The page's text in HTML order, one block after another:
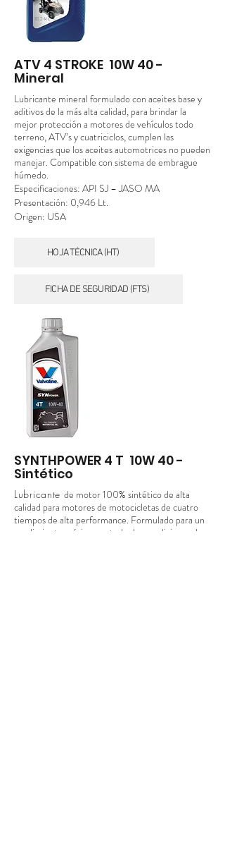
ATV 4 STROKE 10W 40 -
Mineral
Lubricante mineral formulado con aceites base y
aditivos de la más alta calidad, para brindar la
mejor protección a motores de vehículos todo
terreno, ATV’s y cuatriciclos, cumplen las
exigencias que los aceites automotrices no pueden
manejar. Compatible con sistema de embrague
húmedo.
Especificaciones: API SJ – JASO MA
Presentación: 0,946 Lt.
Origen: USA
HOJA TÉCNICA (HT)
FICHA DE SEGURIDAD (FTS)
SYNTHPOWER 4 T 10W 40 -
Sintético
Lubricante de motor 100% sintético de alta
calidad para motores de motocicletas de cuatro
tiempos de alta performance. Formulado para un
rendimiento máximo en todas las condiciones de